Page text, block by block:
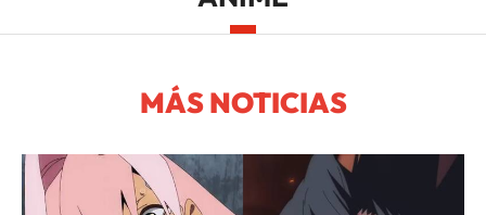
MÁS NOTICIAS